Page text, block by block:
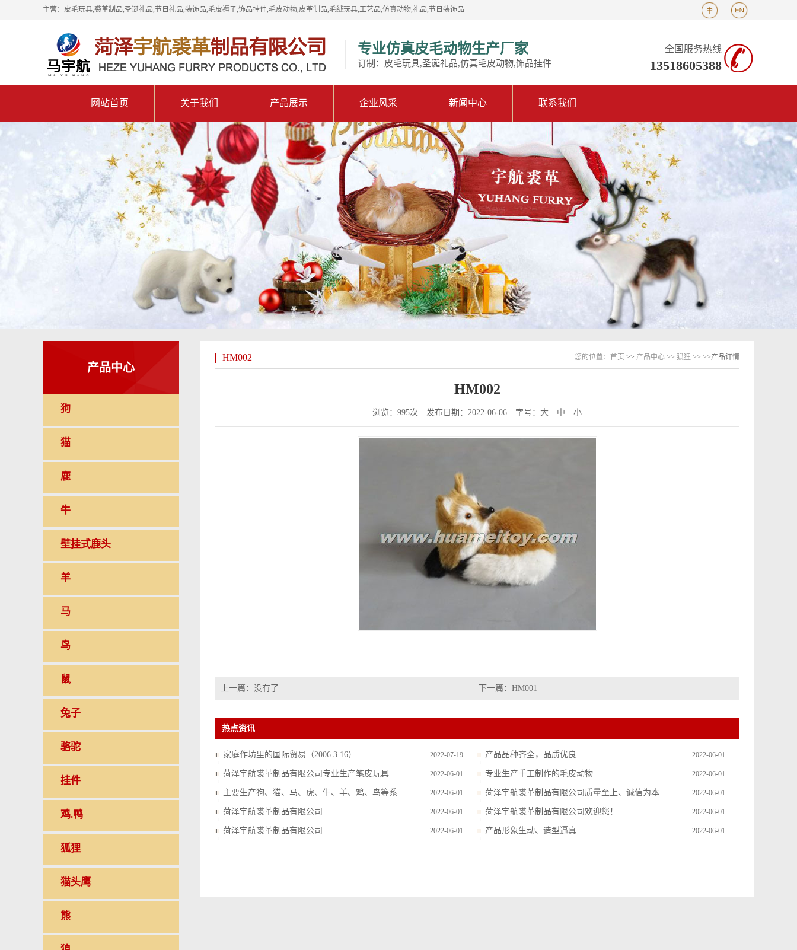
主营：皮毛玩具,裘革制品,圣诞礼品,节日礼品,装饰品,毛皮褥子,饰品挂件,毛皮动物,皮革制品,毛绒玩具,工艺品,仿真动物,礼品,节日装饰品
专业仿真皮毛动物生产厂家
订制：皮毛玩具,圣诞礼品,仿真毛皮动物,饰品挂件
全国服务热线
13518605388
网站首页 关于我们 产品展示 企业风采 新闻中心 联系我们
产品中心
狗
猫
鹿
牛
壁挂式鹿头
羊
马
鸟
鼠
兔子
骆驼
挂件
鸡.鸭
狐狸
猫头鹰
熊
HM002 您的位置： 首页 >> 产品中心 >> 狐狸 >> >>产品详情
HM002
浏览：995次 发布日期：2022-06-06 字号： 大 中 小
上一篇：没有了 下一篇： HM001
热点资讯
2022-07-19
家庭作坊里的国际贸易（2006.3.16） 2022-06-01
产品品种齐全，品质优良
2022-06-01
菏泽宇航裘革制品有限公司专业生产笔皮玩具 2022-06-01
专业生产手工制作的毛皮动物
2022-06-01
主要生产狗、猫、马、虎、牛、羊、鸡、鸟等系列毛皮玩具 2022-06-01
菏泽宇航裘革制品有限公司质量至上、诚信为本
2022-06-01
菏泽宇航裘革制品有限公司 2022-06-01
菏泽宇航裘革制品有限公司欢迎您！
2022-06-01
菏泽宇航裘革制品有限公司 2022-06-01
产品形象生动、造型逼真